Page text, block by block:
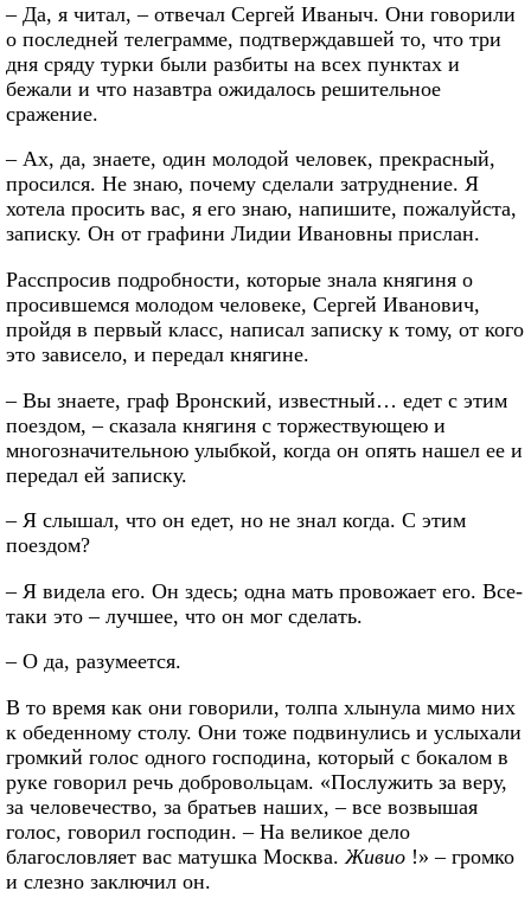
– Да, я читал, – отвечал Сергей Иваныч. Они говорили
о последней телеграмме, подтверждавшей то, что три
дня сряду турки были разбиты на всех пунктах и
бежали и что назавтра ожидалось решительное
сражение.
– Ах, да, знаете, один молодой человек, прекрасный,
просился. Не знаю, почему сделали затруднение. Я
хотела просить вас, я его знаю, напишите, пожалуйста,
записку. Он от графини Лидии Ивановны прислан.
Расспросив подробности, которые знала княгиня о
просившемся молодом человеке, Сергей Иванович,
пройдя в первый класс, написал записку к тому, от кого
это зависело, и передал княгине.
– Вы знаете, граф Вронский, известный… едет с этим
поездом, – сказала княгиня с торжествующею и
многозначительною улыбкой, когда он опять нашел ее и
передал ей записку.
– Я слышал, что он едет, но не знал когда. С этим
поездом?
– Я видела его. Он здесь; одна мать провожает его. Все-
таки это – лучшее, что он мог сделать.
– О да, разумеется.
В то время как они говорили, толпа хлынула мимо них
к обеденному столу. Они тоже подвинулись и услыхали
громкий голос одного господина, который с бокалом в
руке говорил речь добровольцам. «Послужить за веру,
за человечество, за братьев наших, – все возвышая
голос, говорил господин. – На великое дело
благословляет вас матушка Москва. Живио !» – громко
и слезно заключил он.